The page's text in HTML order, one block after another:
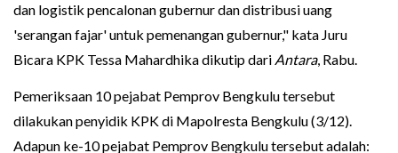
dan logistik pencalonan gubernur dan distribusi uang
'serangan fajar' untuk pemenangan gubernur," kata Juru
Bicara KPK Tessa Mahardhika dikutip dari Antara, Rabu.
Pemeriksaan 10 pejabat Pemprov Bengkulu tersebut
dilakukan penyidik KPK di Mapolresta Bengkulu (3/12).
Adapun ke-10 pejabat Pemprov Bengkulu tersebut adalah: